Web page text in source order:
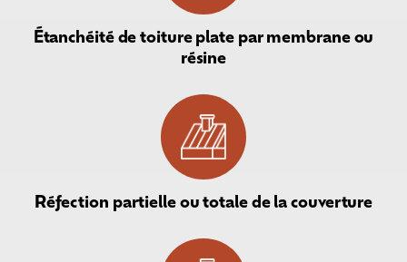
Étanchéité de toiture plate par membrane ou
résine
Réfection partielle ou totale de la couverture